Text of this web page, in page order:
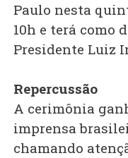
Paulo nesta
10h e terá como
Presidente Luiz
Repercussão
A cerimônia
imprensa
chamando